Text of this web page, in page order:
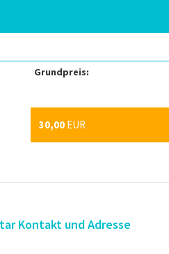
Grundpreis:
30,00 EUR
Kontakt und Adresse